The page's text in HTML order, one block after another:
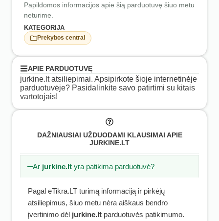
Papildomos informacijos apie šią parduotuvę šiuo metu
neturime.
KATEGORIJA
Prekybos centrai
APIE PARDUOTUVĘ
jurkine.lt atsiliepimai. Apsipirkote šioje internetinėje
parduotuvėje? Pasidalinkite savo patirtimi su kitais
vartotojais!
DAŽNIAUSIAI UŽDUODAMI KLAUSIMAI APIE
JURKINE.LT
Ar jurkine.lt yra patikima parduotuvė?
Pagal eTikra.LT turimą informaciją ir pirkėjų
atsiliepimus, šiuo metu nėra aiškaus bendro
įvertinimo dėl jurkine.lt parduotuvės patikimumo.